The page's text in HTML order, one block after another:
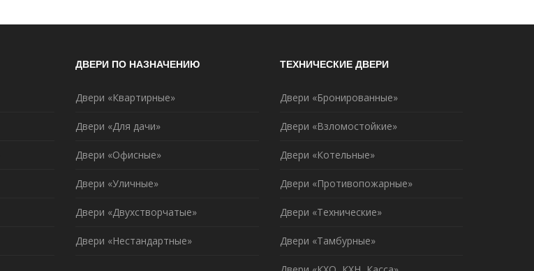
ДВЕРИ ПО НАЗНАЧЕНИЮ
Двери «Квартирные»
Двери «Для дачи»
Двери «Офисные»
Двери «Уличные»
Двери «Двухстворчатые»
Двери «Нестандартные»
ТЕХНИЧЕСКИЕ ДВЕРИ
Двери «Бронированные»
Двери «Взломостойкие»
Двери «Котельные»
Двери «Противопожарные»
Двери «Технические»
Двери «Тамбурные»